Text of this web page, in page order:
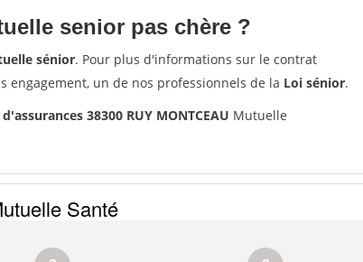
senior pas chère ?
sénior. Pour plus d'informations sur le contrat
engagement, un de nos professionnels de la Loi sénior.
38300 RUY MONTCEAU Mutuelle